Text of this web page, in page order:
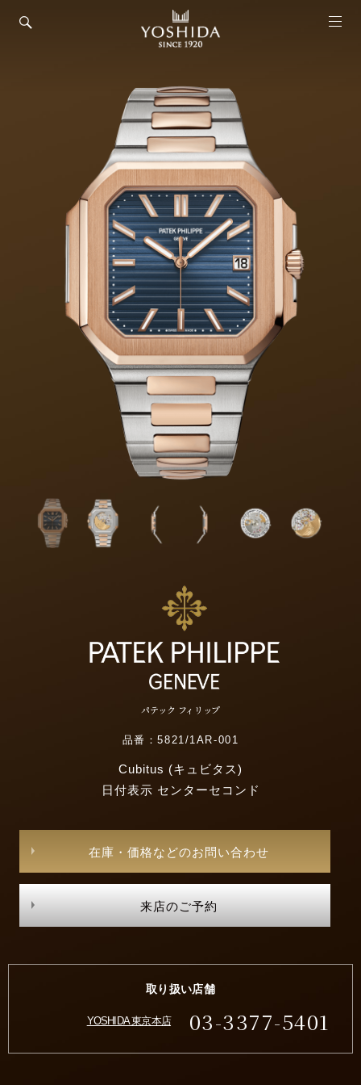
パテック フィリップ
品番：5821/1AR-001
Cubitus (キュビタス)
日付表示 センターセコンド
在庫・価格などのお問い合わせ
来店のご予約
取り扱い店舗
YOSHIDA 東京本店 03-3377-5401